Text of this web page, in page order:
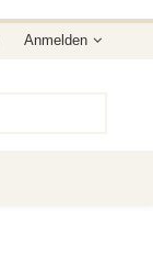
Anmelden